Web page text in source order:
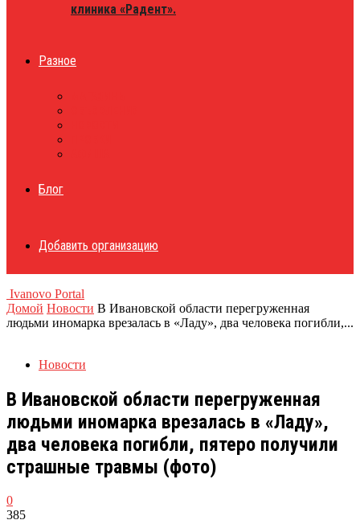
клиника «Радент».
Разное
Блог
Добавить организацию
Ivanovo Portal
Домой Новости В Ивановской области перегруженная
людьми иномарка врезалась в «Ладу», два человека погибли,...
Новости
В Ивановской области перегруженная
людьми иномарка врезалась в «Ладу»,
два человека погибли, пятеро получили
страшные травмы (фото)
0
385